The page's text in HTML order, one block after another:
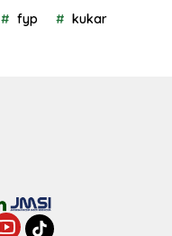
fyp kukar